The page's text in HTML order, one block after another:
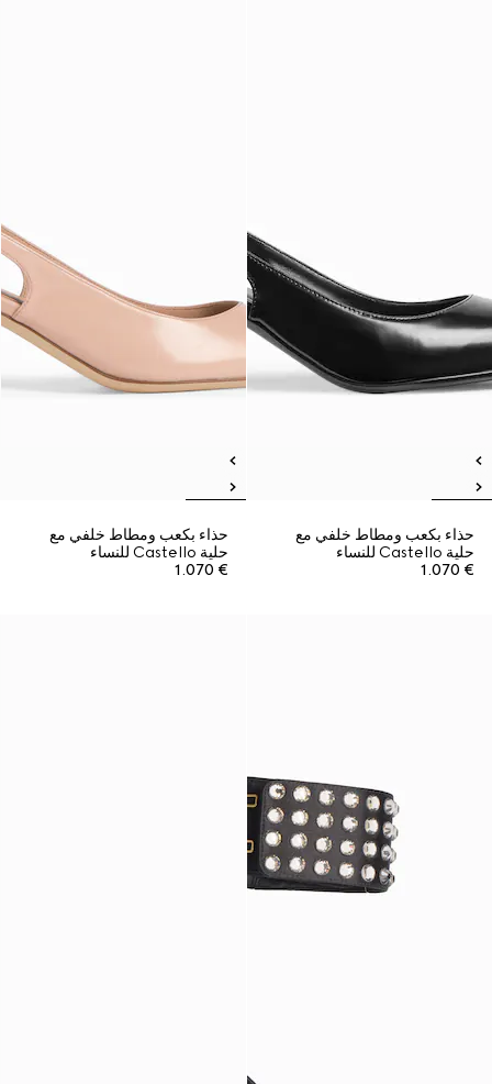
حذاء بكعب ومطاط خلفي مع
حلية Castello للنساء
€ 1.070
حذاء بكعب ومطاط خلفي مع
حلية Castello للنساء
€ 1.070